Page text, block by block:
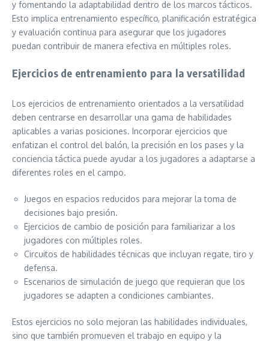
y fomentando la adaptabilidad dentro de los marcos tácticos.
Esto implica entrenamiento específico, planificación estratégica
y evaluación continua para asegurar que los jugadores
puedan contribuir de manera efectiva en múltiples roles.
Ejercicios de entrenamiento para la versatilidad
Los ejercicios de entrenamiento orientados a la versatilidad
deben centrarse en desarrollar una gama de habilidades
aplicables a varias posiciones. Incorporar ejercicios que
enfatizan el control del balón, la precisión en los pases y la
conciencia táctica puede ayudar a los jugadores a adaptarse a
diferentes roles en el campo.
Juegos en espacios reducidos para mejorar la toma de
decisiones bajo presión.
Ejercicios de cambio de posición para familiarizar a los
jugadores con múltiples roles.
Circuitos de habilidades técnicas que incluyan regate, tiro y
defensa.
Escenarios de simulación de juego que requieran que los
jugadores se adapten a condiciones cambiantes.
Estos ejercicios no solo mejoran las habilidades individuales,
sino que también promueven el trabajo en equipo y la